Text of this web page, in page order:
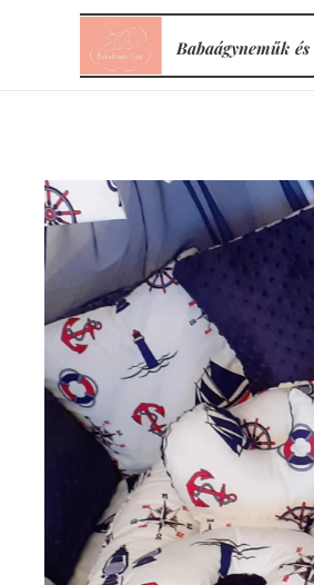
Babaágyneműk és